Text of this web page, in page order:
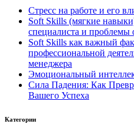
Стресс на работе и его
Soft Skills (мягкие
специалиста и проблемы
Soft Skills как важный
профессиональной
менеджера
Эмоциональный
Сила Падения: Как
Вашего Успеха
Категории